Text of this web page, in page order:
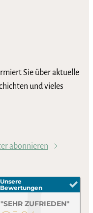
Sie über aktuelle
und vieles
abonnieren